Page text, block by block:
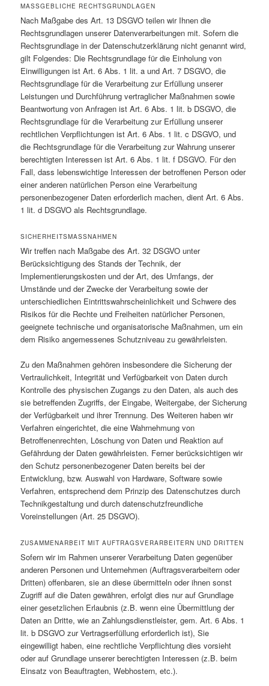
MASSGEBLICHE RECHTSGRUNDLAGEN
Nach Maßgabe des Art. 13 DSGVO teilen wir Ihnen die
Rechtsgrundlagen unserer Datenverarbeitungen mit. Sofern die
Rechtsgrundlage in der Datenschutzerklärung nicht genannt wird,
gilt Folgendes: Die Rechtsgrundlage für die Einholung von
Einwilligungen ist Art. 6 Abs. 1 lit. a und Art. 7 DSGVO, die
Rechtsgrundlage für die Verarbeitung zur Erfüllung unserer
Leistungen und Durchführung vertraglicher Maßnahmen sowie
Beantwortung von Anfragen ist Art. 6 Abs. 1 lit. b DSGVO, die
Rechtsgrundlage für die Verarbeitung zur Erfüllung unserer
rechtlichen Verpflichtungen ist Art. 6 Abs. 1 lit. c DSGVO, und
die Rechtsgrundlage für die Verarbeitung zur Wahrung unserer
berechtigten Interessen ist Art. 6 Abs. 1 lit. f DSGVO. Für den
Fall, dass lebenswichtige Interessen der betroffenen Person oder
einer anderen natürlichen Person eine Verarbeitung
personenbezogener Daten erforderlich machen, dient Art. 6 Abs.
1 lit. d DSGVO als Rechtsgrundlage.
SICHERHEITSMASSNAHMEN
Wir treffen nach Maßgabe des Art. 32 DSGVO unter
Berücksichtigung des Stands der Technik, der
Implementierungskosten und der Art, des Umfangs, der
Umstände und der Zwecke der Verarbeitung sowie der
unterschiedlichen Eintrittswahrscheinlichkeit und Schwere des
Risikos für die Rechte und Freiheiten natürlicher Personen,
geeignete technische und organisatorische Maßnahmen, um ein
dem Risiko angemessenes Schutzniveau zu gewährleisten.
Zu den Maßnahmen gehören insbesondere die Sicherung der
Vertraulichkeit, Integrität und Verfügbarkeit von Daten durch
Kontrolle des physischen Zugangs zu den Daten, als auch des
sie betreffenden Zugriffs, der Eingabe, Weitergabe, der Sicherung
der Verfügbarkeit und ihrer Trennung. Des Weiteren haben wir
Verfahren eingerichtet, die eine Wahrnehmung von
Betroffenenrechten, Löschung von Daten und Reaktion auf
Gefährdung der Daten gewährleisten. Ferner berücksichtigen wir
den Schutz personenbezogener Daten bereits bei der
Entwicklung, bzw. Auswahl von Hardware, Software sowie
Verfahren, entsprechend dem Prinzip des Datenschutzes durch
Technikgestaltung und durch datenschutzfreundliche
Voreinstellungen (Art. 25 DSGVO).
ZUSAMMENARBEIT MIT AUFTRAGSVERARBEITERN UND DRITTEN
Sofern wir im Rahmen unserer Verarbeitung Daten gegenüber
anderen Personen und Unternehmen (Auftragsverarbeitern oder
Dritten) offenbaren, sie an diese übermitteln oder ihnen sonst
Zugriff auf die Daten gewähren, erfolgt dies nur auf Grundlage
einer gesetzlichen Erlaubnis (z.B. wenn eine Übermittlung der
Daten an Dritte, wie an Zahlungsdienstleister, gem. Art. 6 Abs. 1
lit. b DSGVO zur Vertragserfüllung erforderlich ist), Sie
eingewilligt haben, eine rechtliche Verpflichtung dies vorsieht
oder auf Grundlage unserer berechtigten Interessen (z.B. beim
Einsatz von Beauftragten, Webhostern, etc.).